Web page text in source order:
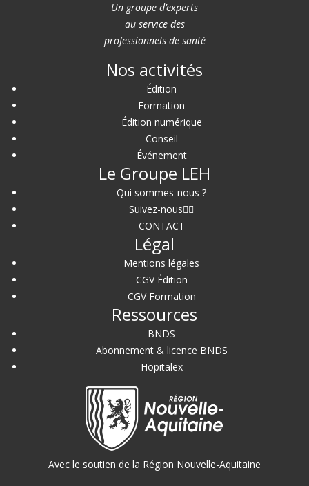
Un groupe d’experts
au service des
professionnels de santé
Nos activités
Édition
Formation
Édition numérique
Conseil
Événement
Le Groupe LEH
Qui sommes-nous ?
Suivez-nous
CONTACT
Légal
Mentions légales
CGV Édition
CGV Formation
Ressources
BNDS
Abonnement & licence BNDS
Hopitalex
Avec le soutien de la Région Nouvelle-Aquitaine